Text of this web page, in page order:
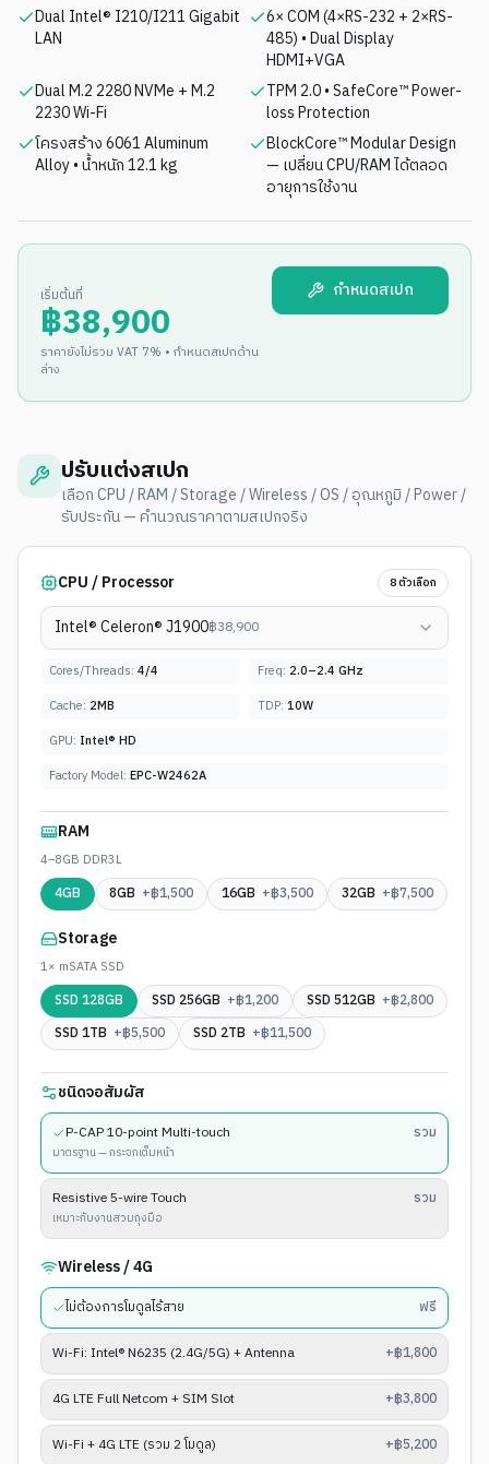
Dual Intel® I210/I211 Gigabit
LAN
6× COM (4×RS-232 + 2×RS-
485) • Dual Display
HDMI+VGA
Dual M.2 2280 NVMe + M.2
2230 Wi-Fi
TPM 2.0 • SafeCore™ Power-
loss Protection
โครงสร้าง 6061 Aluminum
Alloy • น้ำหนัก 12.1 kg
BlockCore™ Modular Design
— เปลี่ยน CPU/RAM ได้ตลอด
อายุการใช้งาน
เริ่มต้นที่
฿38,900
ราคายังไม่รวม VAT 7% • กำหนดสเปกด้าน
ล่าง
กำหนดสเปก
ปรับแต่งสเปก
เลือก CPU / RAM / Storage / Wireless / OS / อุณหภูมิ / Power /
รับประกัน — คำนวณราคาตามสเปกจริง
CPU / Processor 8ตัวเลือก
Intel® Celeron® J1900฿38,900
Cores/Threads: 4/4 Freq: 2.0–2.4 GHz
Cache: 2MB TDP: 10W
GPU: Intel® HD
Factory Model: EPC-W2462A
RAM
4–8GB DDR3L
4GB 8GB +฿1,500 16GB +฿3,500 32GB +฿7,500
Storage
1× mSATA SSD
SSD 128GB SSD 256GB +฿1,200 SSD 512GB +฿2,800
SSD 1TB +฿5,500 SSD 2TB +฿11,500
ชนิดจอสัมผัส
P-CAP 10-point Multi-touch รวม
มาตรฐาน — กระจกเต็มหน้า
Resistive 5-wire Touch รวม
เหมาะกับงานสวมถุงมือ
Wireless / 4G
ไม่ต้องการโมดูลไร้สาย ฟรี
Wi-Fi: Intel® N6235 (2.4G/5G) + Antenna +฿1,800
4G LTE Full Netcom + SIM Slot +฿3,800
Wi-Fi + 4G LTE (รวม 2 โมดูล) +฿5,200